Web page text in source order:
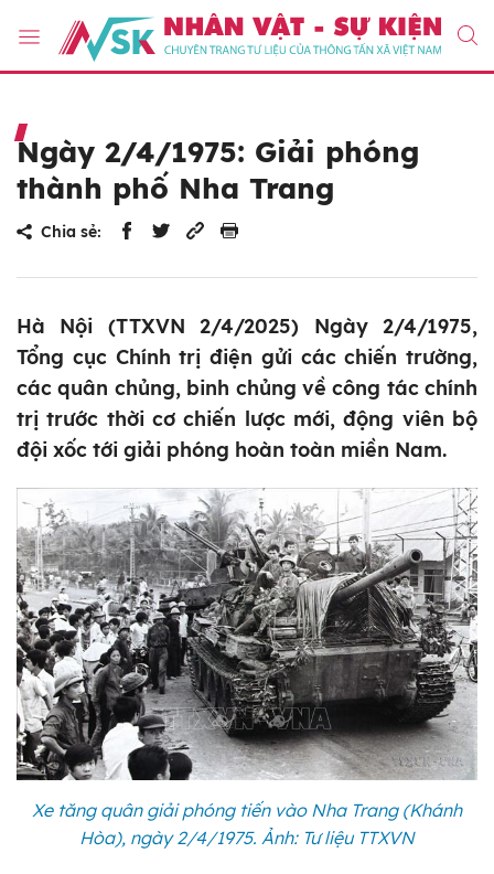
Ngày 2/4/1975: Giải phóng
thành phố Nha Trang
Chia sẻ:
Hà Nội (TTXVN 2/4/2025) Ngày 2/4/1975,
Tổng cục Chính trị điện gửi các chiến trường,
các quân chủng, binh chủng về công tác chính
trị trước thời cơ chiến lược mới, động viên bộ
đội xốc tới giải phóng hoàn toàn miền Nam.
Xe tăng quân giải phóng tiến vào Nha Trang (Khánh
Hòa), ngày 2/4/1975. Ảnh: Tư liệu TTXVN